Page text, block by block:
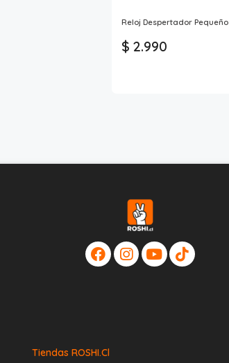
Reloj Despertador Pequeño
$ 2.990
Tiendas ROSHI.cl